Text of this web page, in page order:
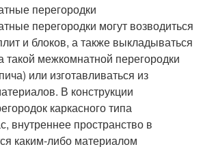
Внутренние
перегородки
Перегородки из
гипсокартона
перегородки
перегородки могут возводиться
и блоков, а также выкладываться
такой межкомнатной перегородки
или изготавливаться из
В конструкции
каркасного типа
внутреннее пространство в
каким-либо материалом